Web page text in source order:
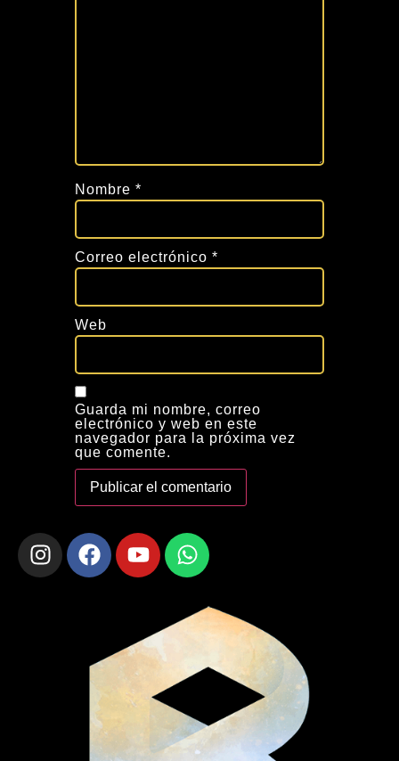
Nombre *
Correo electrónico *
Web
Guarda mi nombre, correo
electrónico y web en este
navegador para la próxima vez
que comente.